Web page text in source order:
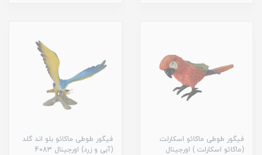
فیگور طوطی ماکائو اسکارلت
(ماکائو اسکارلت ) اورجینال
فیگور طوطی ماکائو بلو اند گلد
(آبی و زرد) اورجینال 4083